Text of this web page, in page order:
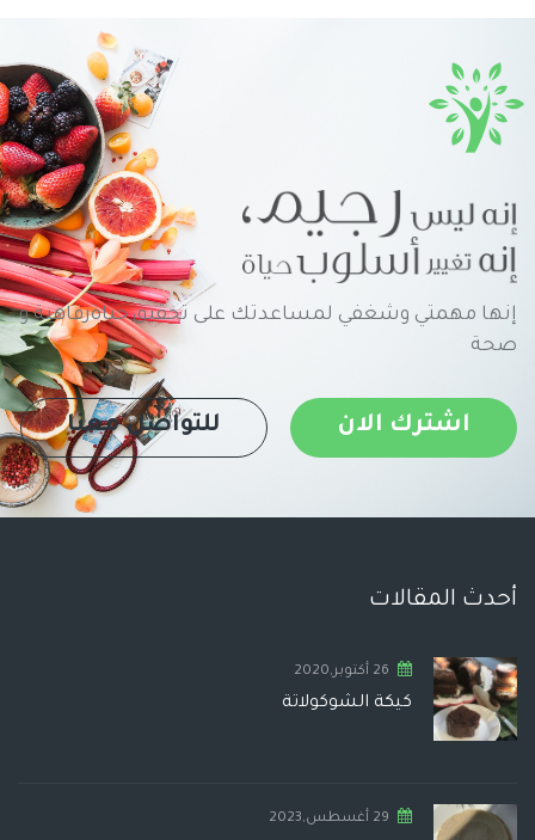
إنها مهمتي وشغفي لمساعدتك على تحقيق حياةرفاهية و
صحة
اشترك الان للتواصل معنا
أحدث المقالات
26 أكتوبر,2020
كيكة الشوكولاتة
29 أغسطس,2023